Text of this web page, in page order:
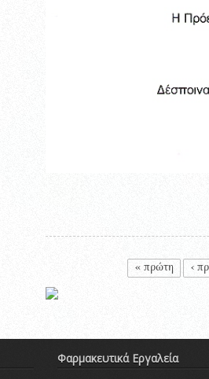
« πρώτη ‹
Φαρμακευτικά Εργαλεία